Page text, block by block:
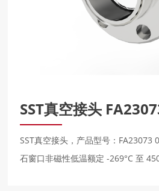
SST真空接头
SST真空接头，产品型号：FA23073
石窗口非磁性低温额定 -269°C 至